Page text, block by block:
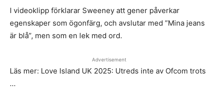
I videoklipp förklarar Sweeney att gener påverkar
egenskaper som ögonfärg, och avslutar med ”Mina jeans
är blå”, men som en lek med ord.
Advertisement
Läs mer: Love Island UK 2025: Utreds inte av Ofcom trots
…